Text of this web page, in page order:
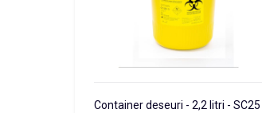
Container deseuri - 2,2 litri - SC25